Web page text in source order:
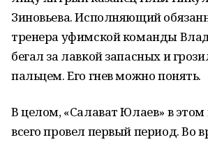
Зиновьева. Исполняющий
тренера уфимской команды
бегал за лавкой запасных и
пальцем. Его гнев можно понять.
В целом, «Салават Юлаев» в
всего провел первый период. Во